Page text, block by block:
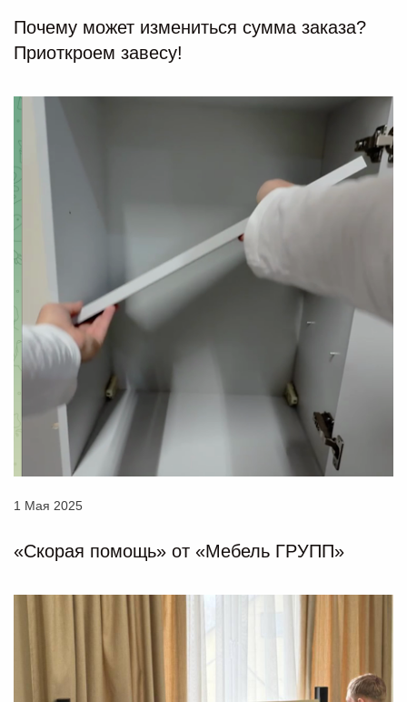
Почему может измениться сумма заказа?
Приоткроем завесу!
1 Мая 2025
«Скорая помощь» от «Мебель ГРУПП»